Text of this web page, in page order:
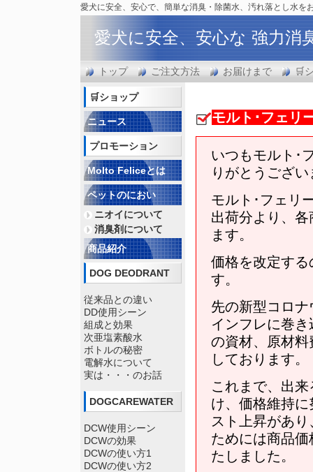
愛犬に安全、安心で、簡単な消臭・除菌水、汚れ落とし水を
愛犬に安全、安心な 強力
トップ ご注文方法 お届けまで 🛒
モルト･フェリ
いつもモルト･
りがとうござ
モルト･フェリ
出荷分より、
ます。
価格を改定す
す。
先の新型コロ
インフレに巻
の資材、原材
しております。
これまで、出
け、価格維持
スト上昇があ
ためには商品
たしました。
🛒ショップ
ニュース
プロモーション
Molto Feliceとは
ペットのにおい
ニオイについて
消臭剤について
商品紹介
DOG DEODRANT
従来品との違い
DD使用シーン
組成と効果
次亜塩素酸水
ボトルの秘密
電解水について
実は・・・のお話
DOGCAREWATER
DCW使用シーン
DCWの効果
DCWの使い方1
DCWの使い方2